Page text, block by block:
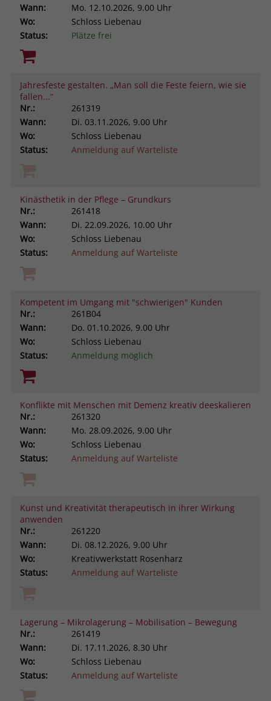
Wann:
Mo. 12.10.2026, 9.00 Uhr
Wo:
Schloss Liebenau
Status:
Plätze frei
Jahresfeste gestalten. „Man soll die Feste feiern, wie sie
fallen...“
Nr.:
261319
Wann:
Di. 03.11.2026, 9.00 Uhr
Wo:
Schloss Liebenau
Status:
Anmeldung auf Warteliste
Kinästhetik in der Pflege – Grundkurs
Nr.:
261418
Wann:
Di. 22.09.2026, 10.00 Uhr
Wo:
Schloss Liebenau
Status:
Anmeldung auf Warteliste
Kompetent im Umgang mit "schwierigen" Kunden
Nr.:
261B04
Wann:
Do. 01.10.2026, 9.00 Uhr
Wo:
Schloss Liebenau
Status:
Anmeldung möglich
Konflikte mit Menschen mit Demenz kreativ deeskalieren
Nr.:
261320
Wann:
Mo. 28.09.2026, 9.00 Uhr
Wo:
Schloss Liebenau
Status:
Anmeldung auf Warteliste
Kunst und Kreativität therapeutisch in ihrer Wirkung
anwenden
Nr.:
261220
Wann:
Di. 08.12.2026, 9.00 Uhr
Wo:
Kreativwerkstatt Rosenharz
Status:
Anmeldung auf Warteliste
Lagerung – Mikrolagerung – Mobilisation – Bewegung
Nr.:
261419
Wann:
Di. 17.11.2026, 8.30 Uhr
Wo:
Schloss Liebenau
Status:
Anmeldung auf Warteliste